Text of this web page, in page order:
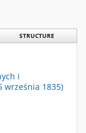
STRUCTURE
i
września 1835)